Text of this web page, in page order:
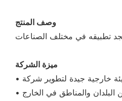
وصف المنتج
ميزة الشركة